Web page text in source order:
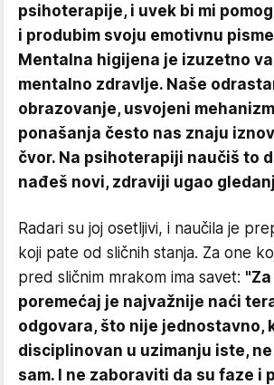
psihoterapije, i uvek bi mi
i produbim svoju emotivnu
Mentalna higijena je izuzetno
mentalno zdravlje. Naše
obrazovanje, usvojeni
ponašanja često nas znaju
čvor. Na psihoterapiji naučiš to
nađeš novi, zdraviji ugao
Radari su joj osetljivi, i naučila je
koji pate od sličnih stanja. Za one
pred sličnim mrakom ima savet:
poremećaj je najvažnije naći
odgovara, što nije jednostavno,
disciplinovan u uzimanju iste,
sam. I ne zaboraviti da su faze i